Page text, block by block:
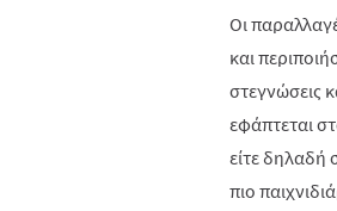
Οι
και
στεγνώσεις
εφάπτεται
είτε δηλαδή
πιο